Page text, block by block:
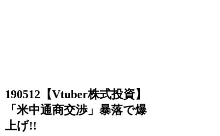
190512【Vtuber株式投資】
「米中通商交渉」暴落で爆
上げ!!